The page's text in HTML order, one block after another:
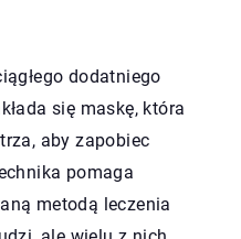
dodatniego
się maskę, która
aby zapobiec
pomaga
metodą leczenia